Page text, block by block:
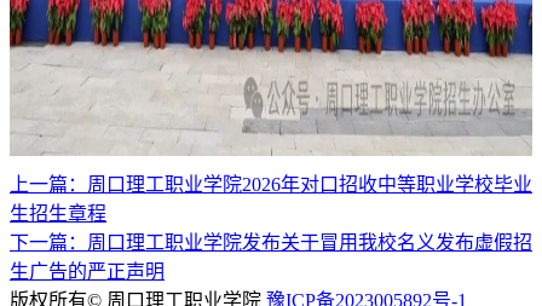
上一篇：周口理工职业学院2026年对口招收中等职业学校毕业
生招生章程
下一篇：周口理工职业学院发布关于冒用我校名义发布虚假招
生广告的严正声明
版权所有© 周口理工职业学院 豫ICP备2023005892号-1